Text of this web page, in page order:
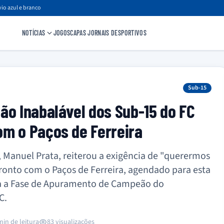
azul e branco
NOTÍCIAS JOGOSCAPAS JORNAIS DESPORTIVOS
Sub-15
Inabalável dos Sub-15 do FC
o Paços de Ferreira
Prata, reiterou a exigência de "querermos
com o Paços de Ferreira, agendado para esta
Fase de Apuramento de Campeão do
de leitura 83 visualizações